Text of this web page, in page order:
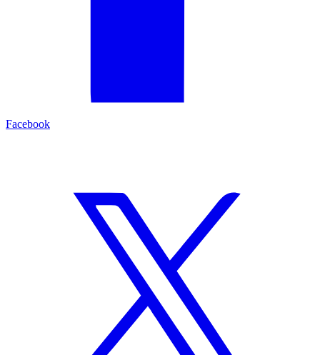
Facebook